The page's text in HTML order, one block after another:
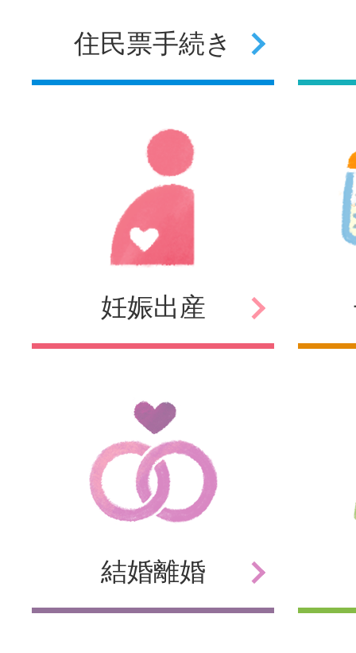
住民票手続き
妊娠出産
結婚離婚